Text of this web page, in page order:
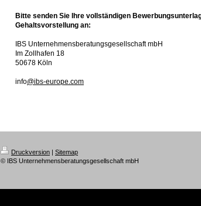
Bitte senden Sie Ihre vollständigen
Gehaltsvorstellung an:
IBS Unternehmensberatungsgesellschaft mbH
Im Zollhafen 18
50678 Köln
info@ibs-europe.com
Druckversion | Sitemap
© IBS Unternehmensberatungsgesellschaft mbH